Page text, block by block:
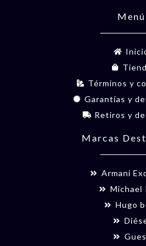
Menú
Términos y
Garantías y
Retiros y
Marcas
Armani
Michael
Hugo